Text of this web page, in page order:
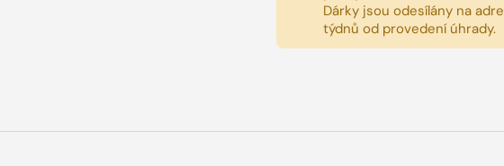
Dárky jsou odesílány na
týdnů od provedení úhrady.